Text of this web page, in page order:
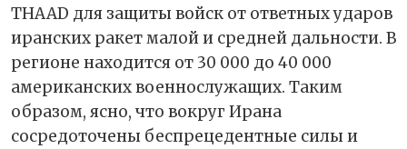
THAAD для защиты войск от ответных ударов
иранских ракет малой и средней дальности. В
регионе находится от 30 000 до 40 000
американских военнослужащих. Таким
образом, ясно, что вокруг Ирана
сосредоточены беспрецедентные силы и